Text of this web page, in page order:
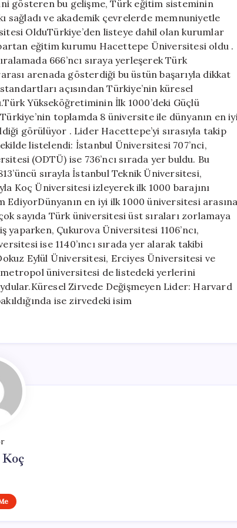
gösteren bu gelişme, Türk eğitim sisteminin
sağladı ve akademik çevrelerde memnuniyetle
OlduTürkiye’den listeye dahil olan kurumlar
eğitim kurumu Hacettepe Üniversitesi oldu .
666’ncı sıraya yerleşerek Türk
arenada gösterdiği bu üstün başarıyla dikkat
açısından Türkiye’nin küresel
Yükseköğretiminin İlk 1000’deki Güçlü
toplamda 8 üniversite ile dünyanın en
görülüyor . Lider Hacettepe’yi sırasıyla takip
listelendi: İstanbul Üniversitesi 707’nci,
(ODTÜ) ise 736’ncı sırada yer buldu. Bu
sırayla İstanbul Teknik Üniversitesi,
Koç Üniversitesi izleyerek ilk 1000 barajını
EdiyorDünyanın en iyi ilk 1000 üniversitesi
sayıda Türk üniversitesi üst sıraları zorlamaya
Çukurova Üniversitesi 1106’ncı,
ise 1140’ıncı sırada yer alarak takibi
Eylül Üniversitesi, Erciyes Üniversitesi ve
metropol üniversitesi de listedeki yerlerini
Zirvede Değişmeyen Lider: Harvard
ise zirvedeki isim